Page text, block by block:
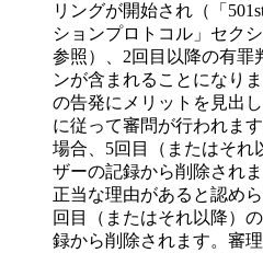
リングが開始され（「
ションプロトコル」セク
参照）、2回目以降の有罪
ンが含まれることになり
の告発にメリットを見出
に従って審問が行われま
場合、5回目（またはそれ
ザーの記録から削除され
正当な理由があると認め
回目（またはそれ以降）
録から削除されます。審